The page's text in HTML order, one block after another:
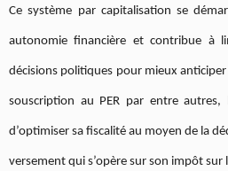
Ce système par capitalisation se
autonomie financière et contribue à
décisions politiques pour mieux anticiper
souscription au PER par entre
d’optimiser sa fiscalité au moyen de la
versement qui s’opère sur son impôt sur